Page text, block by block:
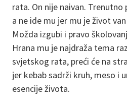
rata. On nije naivan.
a ne ide mu jer mu je život
Možda izgubi i pravo
Hrana mu je najdraža tema
svjetskog rata, preći će na
jer kebab sadrži kruh, meso i
esencije života.